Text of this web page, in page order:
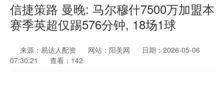
信捷策路 曼晚: 马尔穆什7500万加盟本
赛季英超仅踢576分钟, 18场1球
来源：易达人配资 网站：阳美网
日期：2026-05-06
07:30:21
查看：142